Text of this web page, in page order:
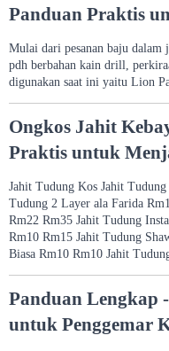
Panduan Praktis
Mulai dari pesanan baju
pdh berbahan kain drill,
digunakan saat ini yaitu Lion
Ongkos Jahit
Praktis untuk
Jahit Tudung Kos Jahit
Tudung 2 Layer ala Farida
Rm22 Rm35 Jahit Tudung
Rm10 Rm15 Jahit Tudung
Biasa Rm10 Rm10 Jahit
Panduan Lengkap
untuk Penggemar